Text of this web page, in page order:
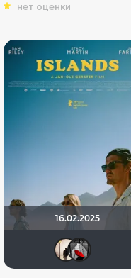
нет оценки
16.02.2025